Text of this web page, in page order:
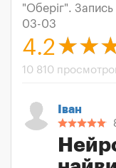
"Оберіг".
03-03
4.2
10 810
Іван